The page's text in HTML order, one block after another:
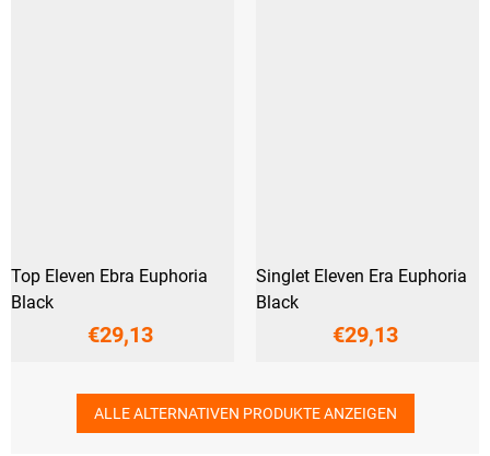
Top Eleven Ebra Euphoria
Black
€29,13
Singlet Eleven Era Euphoria
Black
€29,13
ALLE ALTERNATIVEN PRODUKTE ANZEIGEN